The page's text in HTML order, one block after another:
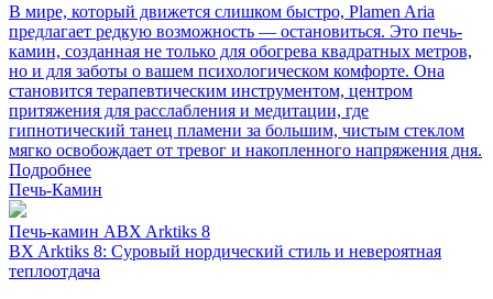
В мире, который движется слишком быстро, Plamen Aria
предлагает редкую возможность — остановиться. Это печь-
камин, созданная не только для обогрева квадратных метров,
но и для заботы о вашем психологическом комфорте. Она
становится терапевтическим инструментом, центром
притяжения для расслабления и медитации, где
гипнотический танец пламени за большим, чистым стеклом
мягко освобождает от тревог и накопленного напряжения дня.
Подробнее
Печь-Камин
Печь-камин ABX Arktiks 8
BX Arktiks 8: Суровый нордический стиль и невероятная
теплоотдача